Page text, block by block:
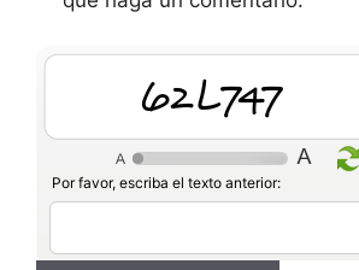
bNBhuh
Por favor, escriba el texto anterior: